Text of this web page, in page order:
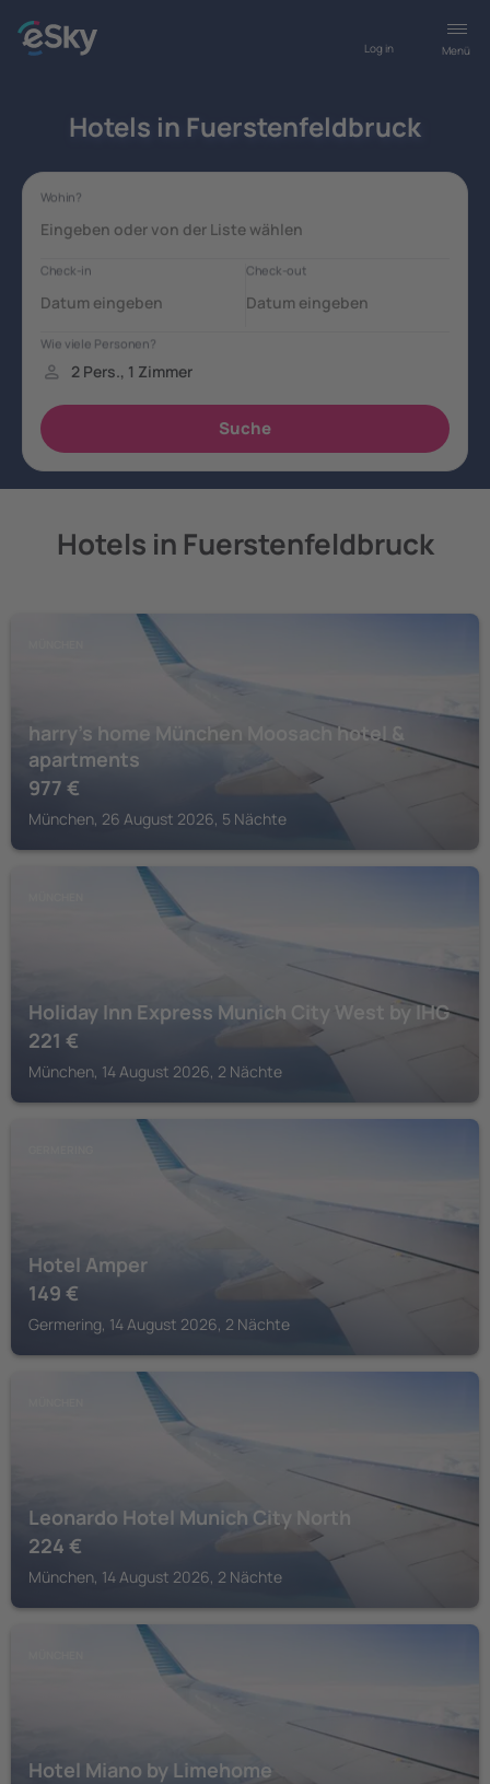
Menü
Log in
Hotels in Fuerstenfeldbruck
Hotels in Fuerstenfeldbruck
harry’s home München Moosach hotel &
apartments
977 €
München, 26 August 2026, 5 Nächte
Holiday Inn Express Munich City West by IHG
221 €
München, 14 August 2026, 2 Nächte
Hotel Amper
149 €
Germering, 14 August 2026, 2 Nächte
Leonardo Hotel Munich City North
224 €
München, 14 August 2026, 2 Nächte
Hotel Miano by Limehome